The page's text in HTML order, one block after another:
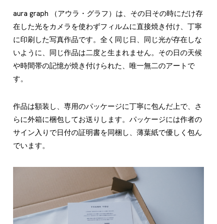
aura graph （アウラ・グラフ）は、その日その時にだけ存
在した光をカメラを使わずフィルムに直接焼き付け、丁寧
に印刷した写真作品です。全く同じ日、同じ光が存在しな
いように、同じ作品は二度と生まれません。その日の天候
や時間帯の記憶が焼き付けられた、唯一無二のアートで
す。
作品は額装し、専用のパッケージに丁寧に包んだ上で、さ
らに外箱に梱包してお送りします。パッケージには作者の
サイン入りで日付の証明書を同梱し、薄葉紙で優しく包ん
でいます。